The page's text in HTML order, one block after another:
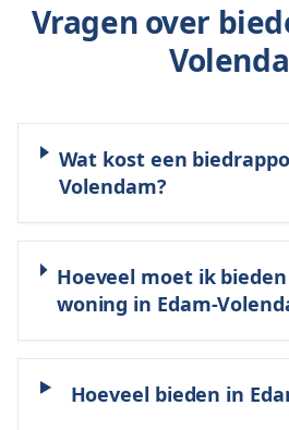
Vragen over
Wat kost een
Volendam?
Hoeveel moet ik
woning in Edam-
Hoeveel bieden in